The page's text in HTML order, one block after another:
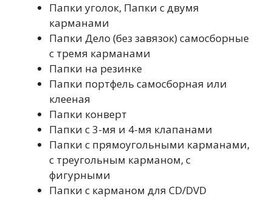
Папки уголок, Папки с двумя
карманами
Папки Дело (без завязок) самосборные
с тремя карманами
Папки на резинке
Папки портфель самосборная или
клееная
Папки конверт
Папки с 3-мя и 4-мя клапанами
Папки с прямоугольными карманами,
с треугольным карманом, с
фигурными
Папки с карманом для CD/DVD